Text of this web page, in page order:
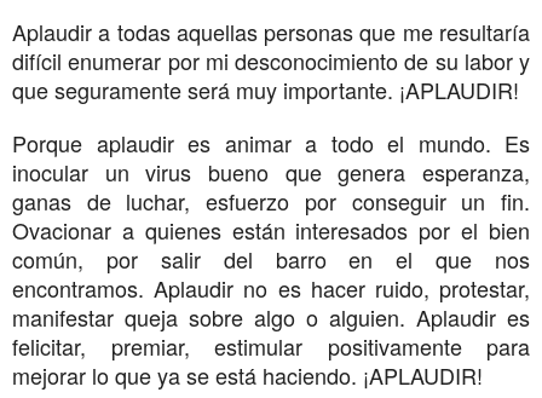
Aplaudir a todas aquellas personas que me resultaría
difícil enumerar por mi desconocimiento de su labor y
que seguramente será muy importante. ¡APLAUDIR!
Porque aplaudir es animar a todo el mundo. Es
inocular un virus bueno que genera esperanza,
ganas de luchar, esfuerzo por conseguir un fin.
Ovacionar a quienes están interesados por el bien
común, por salir del barro en el que nos
encontramos. Aplaudir no es hacer ruido, protestar,
manifestar queja sobre algo o alguien. Aplaudir es
felicitar, premiar, estimular positivamente para
mejorar lo que ya se está haciendo. ¡APLAUDIR!